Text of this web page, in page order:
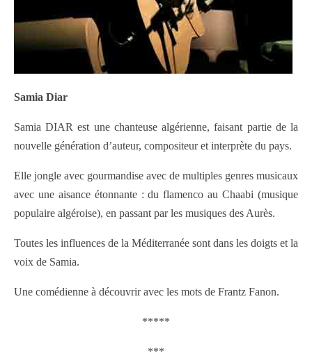
Samia Diar
Samia DIAR est une chanteuse algérienne, faisant partie de la
nouvelle génération d’auteur, compositeur et interprète du pays.
Elle jongle avec gourmandise avec de multiples genres musicaux
avec une aisance étonnante : du flamenco au Chaabi (musique
populaire algéroise), en passant par les musiques des Aurès.
Toutes les influences de la Méditerranée sont dans les doigts et la
voix de Samia.
Une comédienne à découvrir avec les mots de Frantz Fanon.
*****
***